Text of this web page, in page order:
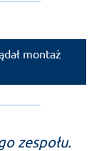
montaż
zespołu.